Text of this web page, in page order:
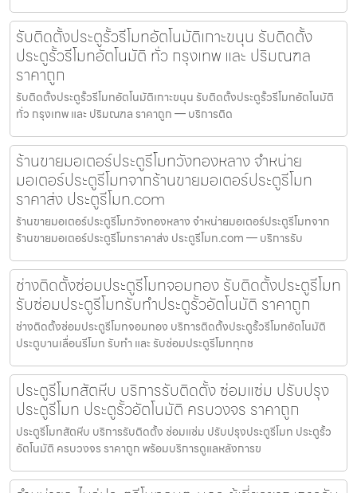
รับติดตั้งประตูรั้วรีโมทอัตโนมัติเกาะขนุน รับติดตั้ง
ประตูรั้วรีโมทอัตโนมัติ ทั่ว กรุงเทพ และ ปริมณฑล
ราคาถูก
รับติดตั้งประตูรั้วรีโมทอัตโนมัติเกาะขนุน รับติดตั้งประตูรั้วรีโมทอัตโนมัติ
ทั่ว กรุงเทพ และ ปริมณฑล ราคาถูก — บริการติด
ร้านขายมอเตอร์ประตูรีโมทวังทองหลาง จำหน่าย
มอเตอร์ประตูรีโมทจากร้านขายมอเตอร์ประตูรีโมท
ราคาส่ง ประตูรีโมท.com
ร้านขายมอเตอร์ประตูรีโมทวังทองหลาง จำหน่ายมอเตอร์ประตูรีโมทจาก
ร้านขายมอเตอร์ประตูรีโมทราคาส่ง ประตูรีโมท.com — บริการรับ
ช่างติดตั้งซ่อมประตูรีโมทจอมทอง รับติดตั้งประตูรีโมท
รับซ่อมประตูรีโมทรับทำประตูรั้วอัตโนมัติ ราคาถูก
ช่างติดตั้งซ่อมประตูรีโมทจอมทอง บริการติดตั้งประตูรั้วรีโมทอัตโนมัติ
ประตูบานเลื่อนรีโมท รับทำ และ รับซ่อมประตูรีโมททุกช
ประตูรีโมทสัตหีบ บริการรับติดตั้ง ซ่อมแซ่ม ปรับปรุง
ประตูรีโมท ประตูรั้วอัตโนมัติ ครบวงจร ราคาถูก
ประตูรีโมทสัตหีบ บริการรับติดตั้ง ซ่อมแซ่ม ปรับปรุงประตูรีโมท ประตูรั้ว
อัตโนมัติ ครบวงจร ราคาถูก พร้อมบริการดูแลหลังการข